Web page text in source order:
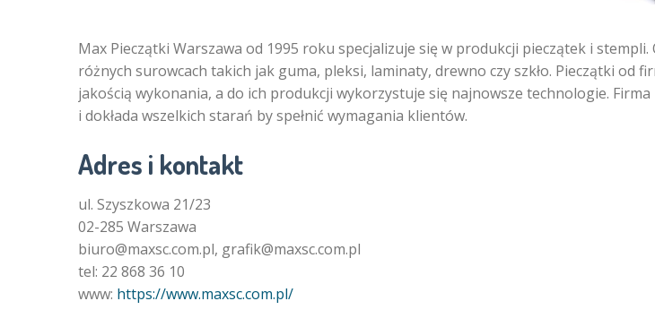
Max Pieczątki Warszawa od 1995 roku specjalizuje się w produkcji pieczątek i
różnych surowcach takich jak guma, pleksi, laminaty, drewno czy szkło. Pieczątki od
jakością wykonania, a do ich produkcji wykorzystuje się najnowsze technologie.
i dokłada wszelkich starań by spełnić wymagania klientów.
Adres i kontakt
ul. Szyszkowa 21/23
02-285 Warszawa
biuro@maxsc.com.pl, grafik@maxsc.com.pl
tel: 22 868 36 10
www: https://www.maxsc.com.pl/